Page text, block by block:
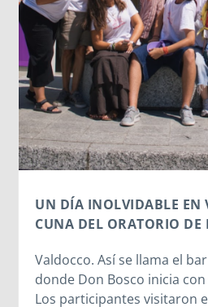
Cada vez que jugamos
artificial subiendo
un avatar gracioso, en
cediendo una parte de
escaneo facial no es un
inofensivo; nuestra cara
identidad...
Leer más